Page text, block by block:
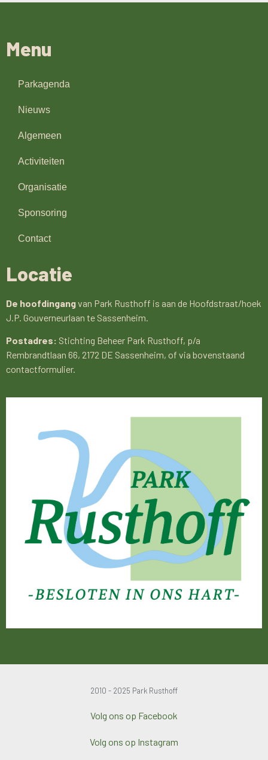
Menu
Parkagenda
Nieuws
Algemeen
Activiteiten
Organisatie
Sponsoring
Contact
Locatie
De hoofdingangvan Park Rusthoff is aan de Hoofdstraat/hoek
J.P. Gouverneurlaan te Sassenheim.
Postadres: Stichting Beheer Park Rusthoff, p/a
Rembrandtlaan 66, 2172 DE Sassenheim, of via bovenstaand
contactformulier.
2010 - 2025 Park Rusthoff
Volg ons op Facebook
Volg ons op Instagram